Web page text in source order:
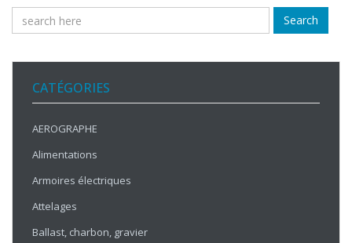
Search
CATÉGORIES
AEROGRAPHE
Alimentations
Armoires électriques
Attelages
Ballast, charbon, gravier